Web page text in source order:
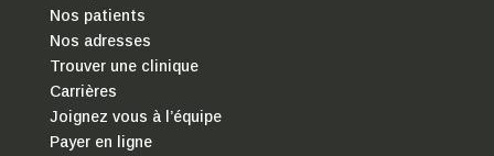
Nos patients
Nos adresses
Trouver une clinique
Carrières
Joignez vous à l’équipe
Payer en ligne